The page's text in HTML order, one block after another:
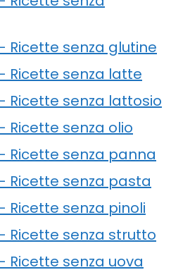
Ricette senza glutine
Ricette senza latte
Ricette senza lattosio
Ricette senza olio
Ricette senza panna
Ricette senza pasta
Ricette senza pinoli
Ricette senza strutto
Ricette senza uova